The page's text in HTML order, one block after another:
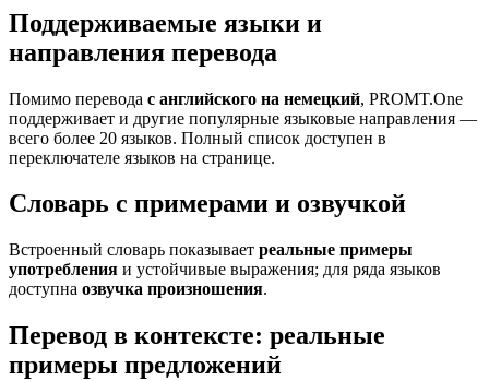
Поддерживаемые языки и
направления перевода
Помимо перевода с английского на немецкий, PROMT.One
поддерживает и другие популярные языковые направления —
всего более 20 языков. Полный список доступен в
переключателе языков на странице.
Словарь с примерами и озвучкой
Встроенный словарь показывает реальные примеры
употребления и устойчивые выражения; для ряда языков
доступна озвучка произношения.
Перевод в контексте: реальные
примеры предложений